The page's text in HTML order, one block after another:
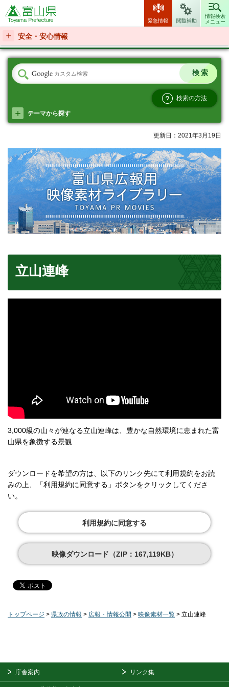
富山県
緊急情報 閲覧補助
情報検索
メニュー
安全・安心情報
検索の方法
テーマから探す
更新日：2021年3月19日
立山連峰
3,000級の山々が連なる立山連峰は、豊かな自然環境に恵まれた富
山県を象徴する景観
ダウンロードを希望の方は、以下のリンク先にて利用規約をお読
みの上、「利用規約に同意する」ボタンをクリックしてくださ
い。
利用規約に同意する
映像ダウンロード（ZIP：167,119KB）
トップページ > 県政の情報 > 広報・情報公開 > 映像素材一覧 > 立山連峰
庁舎案内 リンク集